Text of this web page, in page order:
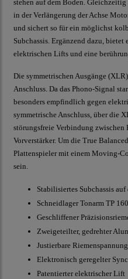
stehen auf dem Boden.
in der Verlängerung der Achse
und sichert so für ein möglichst
Subchassis. Ergänzend dazu,
elektrischen Lifts und eine
Die symmetrischen Ausgänge
Anschluss. Da das Phono-Signal
besonders empfindlich gegen
symmetrische Anschluss, über die
störungsfreie Verbindung zwischen
Vorverstärker. Um die True
Plattenspieler mit einem Moving-
sein.
Stabilisiertes Subchassis
Schneidlager Tonarm TP
Geschliffener
Zweigeteilter, gedrehter
Justierbare Riemenspannung
Elektronisch geregelter
Patentierter elektrischer Lift